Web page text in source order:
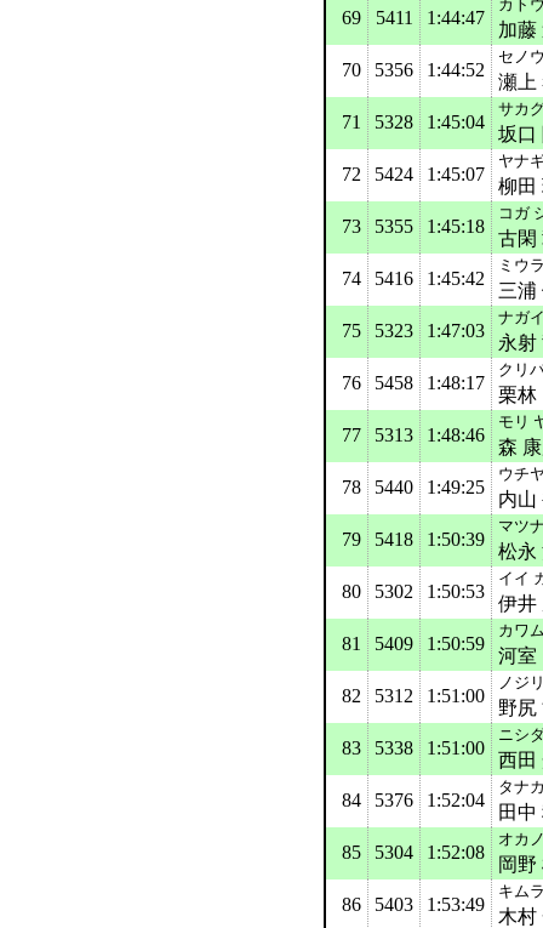
69 5411 1:44:47
カト
加藤
70
5356 1:44:52
セノ
瀬上
71
5328 1:45:04
サカ
坂口
72
5424 1:45:07
ヤナ
柳田
73
5355 1:45:18
コガ
古閑
74
5416 1:45:42
ミウ
三浦
75
5323 1:47:03
ナガ
永射
76
5458 1:48:17
クリ
栗林
77
5313 1:48:46
モリ
森
78
5440 1:49:25
ウチ
内山
79
5418 1:50:39
マツ
松永
80
5302 1:50:53
イイ
伊井
81
5409 1:50:59
カワ
河
82
5312 1:51:00
ノジ
野尻
83
5338 1:51:00
ニシ
西田
84
5376 1:52:04
タナ
田中
85
5304 1:52:08
オカ
岡野
86
5403 1:53:49
キム
木村